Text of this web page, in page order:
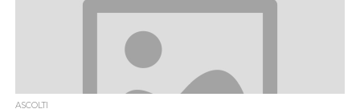
ASCOLTI